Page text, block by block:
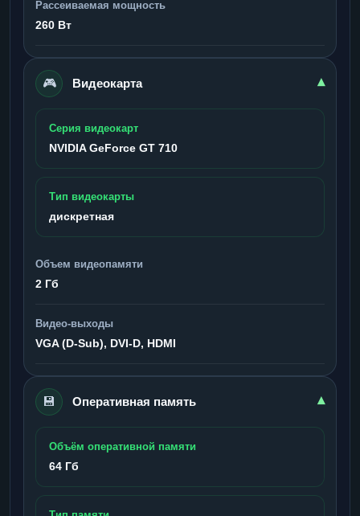
Рассеиваемая мощность
260 Вт
🎮 Видеокарта ▾
Серия видеокарт
NVIDIA GeForce GT 710
Тип видеокарты
дискретная
Объем видеопамяти
2 Гб
Видео-выходы
VGA (D-Sub), DVI-D, HDMI
💾 Оперативная память ▾
Объём оперативной памяти
64 Гб